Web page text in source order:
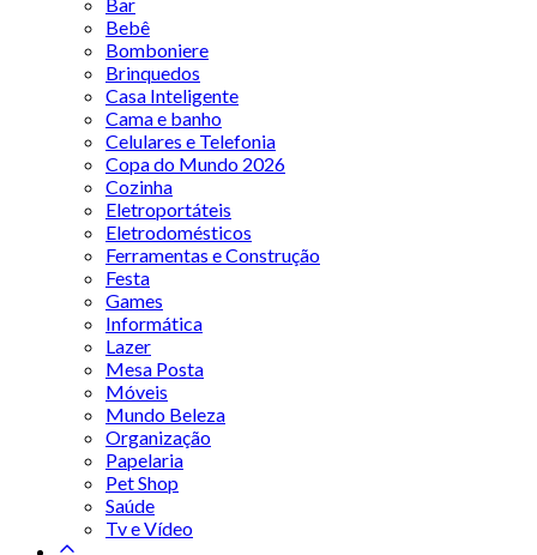
Bebê
Bomboniere
Brinquedos
Casa Inteligente
Cama e banho
Celulares e Telefonia
Copa do Mundo 2026
Cozinha
Eletroportáteis
Eletrodomésticos
Ferramentas e Construção
Festa
Games
Informática
Lazer
Mesa Posta
Móveis
Mundo Beleza
Organização
Papelaria
Pet Shop
Saúde
Tv e Vídeo